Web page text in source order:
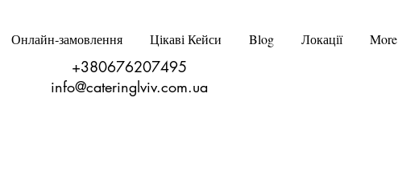
Онлайн‑замовлення Цікаві Кейси Blog Локації More
+380676207495
info@cateringlviv.com.ua